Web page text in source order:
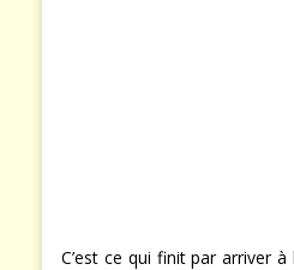
C’est ce qui finit par arriver